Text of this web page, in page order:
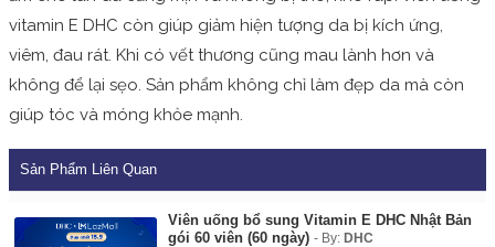
vitamin E DHC còn giúp giảm hiện tượng da bị kích ứng,
viêm, đau rát. Khi có vết thương cũng mau lành hơn và
không để lại sẹo. Sản phẩm không chỉ làm đẹp da mà còn
giúp tóc và móng khỏe mạnh.
Sản Phẩm Liên Quan
Viên uống bổ sung Vitamin E DHC Nhật Bản
gói 60 viên (60 ngày)
By:DHC